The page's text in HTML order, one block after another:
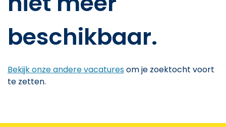
beschikbaar.
Bekijk onze andere vacaturesom je zoektocht voort
te zetten.